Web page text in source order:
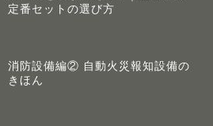
定番セットの選び方
消防設備編② 自動火災報知設備の
きほん